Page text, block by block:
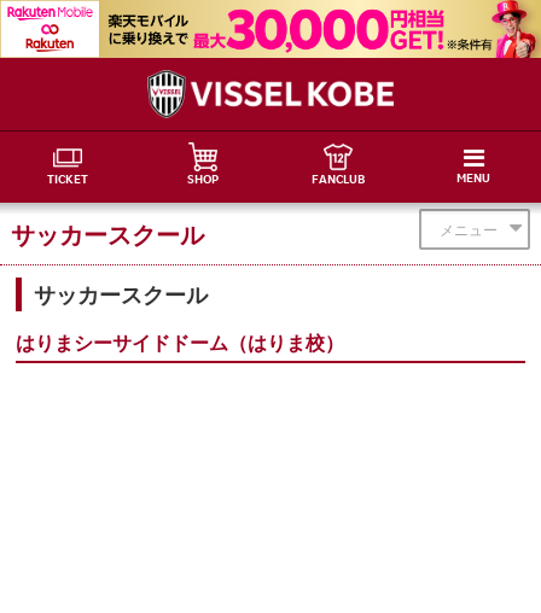
TICKET SHOP FANCLUB MENU
メニュー
サッカースクール
サッカースクール
はりまシーサイドドーム（はりま校）